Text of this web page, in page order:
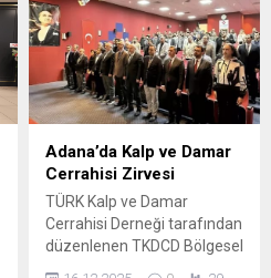
soruşturma kapsamındaki
3’üncü dalga operasyonda 7
şirkete yönelik eş zamanlı
baskın düzenledi. Bu
şirketlerin sahibi 7
şüphelinin adreslerinde
arama ve gözaltı
işlemlerinin devam ettiği
SUÇLANIYORLAR?
Soruşturmada şüphelilere
“Suç İşlemek Amacıyla
Adana’da Kalp ve Damar
Cerrahisi Zirvesi
TÜRK Kalp ve Damar
Cerrahisi Derneği tarafından
düzenlenen TKDCD Bölgesel